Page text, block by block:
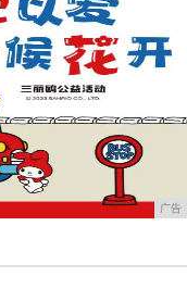
广告